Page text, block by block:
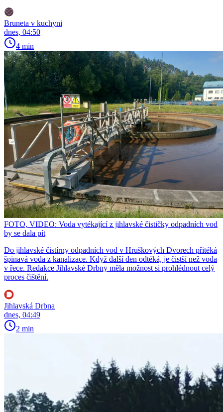
Bruneta v kuchyni
dnes, 04:50
4 min
FOTO, VIDEO: Voda vytékající z jihlavské čističky odpadních vod
by se dala pít
Do jihlavské čistírny odpadních vod v Hruškových Dvorech přitéká
špinavá voda z kanalizace. Když další den odtéká, je čistší než voda
v řece. Redakce Jihlavské Drbny měla možnost si prohlédnout celý
proces čištění.
Jihlavská Drbna
dnes, 04:49
2 min